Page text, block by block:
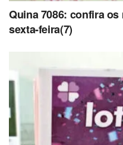
Quina 7086: confira
sexta-feira(7)